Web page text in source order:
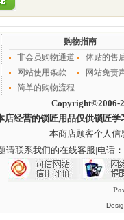
购物指南
非会员购物通道
体贴的售
网站使用条款
网站免责
简单的购物流程
Copyright©2006-
店经营的锁匠用品仅供锁匠
本商店顾客个人信
请联系我们的在线客服|电话：